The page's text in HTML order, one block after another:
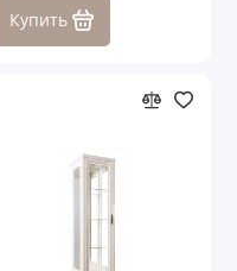
Купить